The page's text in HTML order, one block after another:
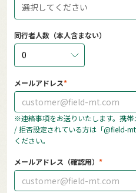
選択してください
同行者人数（本人含まない）
0
メールアドレス
※連絡事項をお送りいたします。携
/ 拒否設定されている方は「@field-
ください。
メールアドレス（確認用）